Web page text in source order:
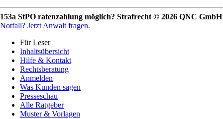
153a StPO ratenzahlung möglich? Strafrecht © 2026 QNC GmbH
Notfall? Jetzt Anwalt fragen.
Für Leser
Inhaltsübersicht
Hilfe & Kontakt
Rechtsberatung
Anmelden
Was Kunden sagen
Presseschau
Alle Ratgeber
Muster & Vorlagen